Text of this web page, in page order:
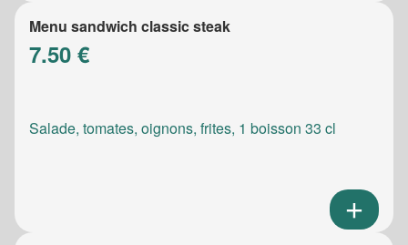
Menu sandwich classic steak
7.50 €
Salade, tomates, oignons, frites, 1 boisson 33 cl